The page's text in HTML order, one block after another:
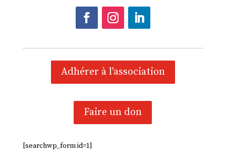
Adhérer à l'association
Faire un don
[searchwp_form id=1]